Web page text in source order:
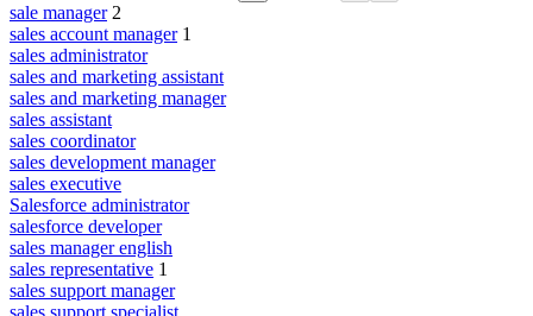
sale manager 2
sales account manager 1
sales administrator
sales and marketing assistant
sales and marketing manager
sales assistant
sales coordinator
sales development manager
sales executive
Salesforce administrator
salesforce developer
sales manager english
sales representative 1
sales support manager
sales support specialist